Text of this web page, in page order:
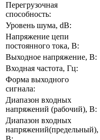
Перегрузочная
способность:
Уровень шума, dB:
Напряжение цепи
постоянного тока, В:
Выходное напряжение, В:
Входная частота, Гц:
Форма выходного
сигнала:
Диапазон входных
напряжений (рабочий), В:
Диапазон входных
напряжений(предельный),